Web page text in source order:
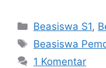
Kategori
Beasiswa S1,
Tag
Beasiswa
1 Komentar